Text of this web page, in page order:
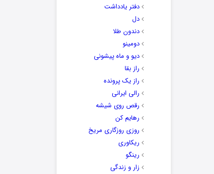
دفتر یادداشت
دل
دندون طلا
دومینو
دیو و ماه پیشونی
راز بقا
راز یک پرونده
رالی ایرانی
رقص روی شیشه
رهایم کن
روزی روزگاری مریخ
ریکاوری
رینگو
زار و زندگی